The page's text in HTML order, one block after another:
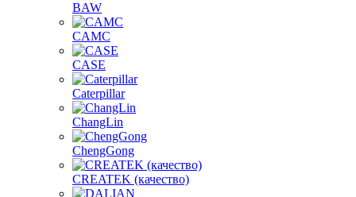
BAW
CAMC
CASE
Caterpillar
ChangLin
ChengGong
CREATEK (качество)